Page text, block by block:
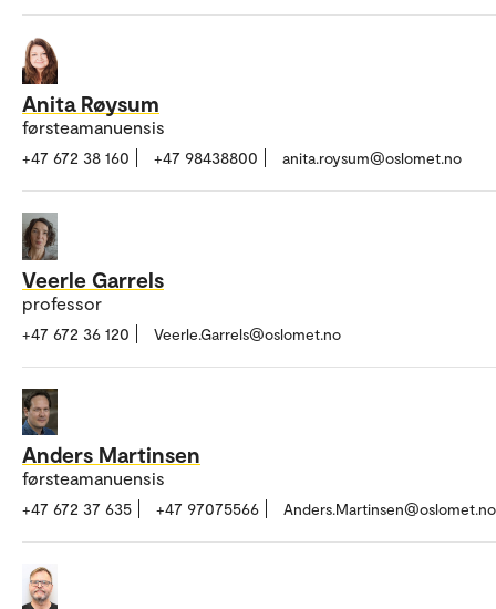
Anita Røysum
førsteamanuensis
+47 672 38 160 +47 98438800 anita.roysum@oslomet.no
Veerle Garrels
professor
+47 672 36 120 Veerle.Garrels@oslomet.no
Anders Martinsen
førsteamanuensis
+47 672 37 635 +47 97075566 Anders.Martinsen@oslomet.no